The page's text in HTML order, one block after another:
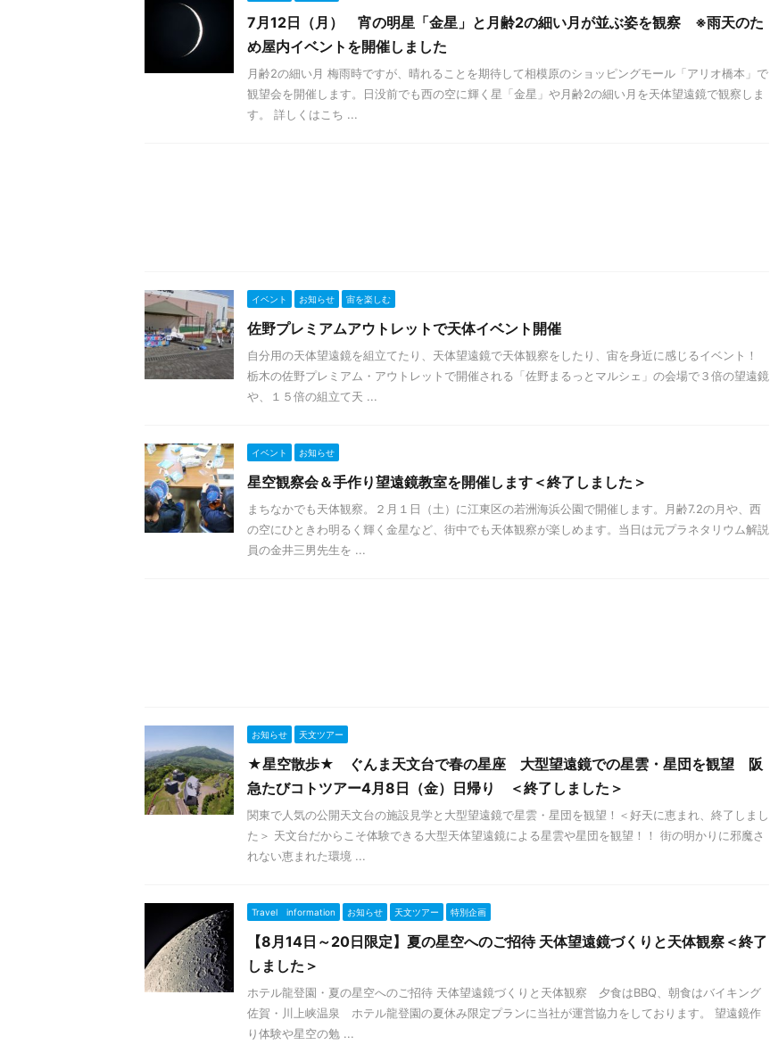
7月12日（月） 宵の明星「金星」と月齢2の細い月が並ぶ姿を観察 ※雨天のた
め屋内イベントを開催しました
月齢2の細い月 梅雨時ですが、晴れることを期待して相模原のショッピングモール「アリオ橋本」で
観望会を開催します。日没前でも西の空に輝く星「金星」や月齢2の細い月を天体望遠鏡で観察しま
す。 詳しくはこち ...
イベント お知らせ 宙を楽しむ
佐野プレミアムアウトレットで天体イベント開催
自分用の天体望遠鏡を組立てたり、天体望遠鏡で天体観察をしたり、宙を身近に感じるイベント！
栃木の佐野プレミアム・アウトレットで開催される「佐野まるっとマルシェ」の会場で３倍の望遠鏡
や、１５倍の組立て天 ...
イベント お知らせ
星空観察会＆手作り望遠鏡教室を開催します＜終了しました＞
まちなかでも天体観察。２月１日（土）に江東区の若洲海浜公園で開催します。月齢7.2の月や、西
の空にひときわ明るく輝く金星など、街中でも天体観察が楽しめます。当日は元プラネタリウム解説
員の金井三男先生を ...
お知らせ 天文ツアー
★星空散歩★ ぐんま天文台で春の星座 大型望遠鏡での星雲・星団を観望 阪
急たびコトツアー4月8日（金）日帰り ＜終了しました＞
関東で人気の公開天文台の施設見学と大型望遠鏡で星雲・星団を観望！＜好天に恵まれ、終了しまし
た＞ 天文台だからこそ体験できる大型天体望遠鏡による星雲や星団を観望！！ 街の明かりに邪魔さ
れない恵まれた環境 ...
Travel information お知らせ 天文ツアー 特別企画
【8月14日～20日限定】夏の星空へのご招待 天体望遠鏡づくりと天体観察＜終了
しました＞
ホテル龍登園・夏の星空へのご招待 天体望遠鏡づくりと天体観察 夕食はBBQ、朝食はバイキング
佐賀・川上峡温泉 ホテル龍登園の夏休み限定プランに当社が運営協力をしております。 望遠鏡作
り体験や星空の勉 ...